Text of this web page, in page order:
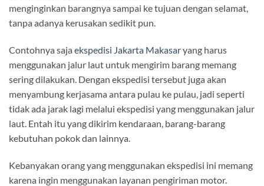
menginginkan barangnya sampai ke tujuan dengan selamat,
tanpa adanya kerusakan sedikit pun.
Contohnya saja ekspedisi Jakarta Makasaryang harus
menggunakan jalur laut untuk mengirim barang memang
sering dilakukan. Dengan ekspedisi tersebut juga akan
menyambung kerjasama antara pulau ke pulau, jadi seperti
tidak ada jarak lagi melalui ekspedisi yang menggunakan jalur
laut. Entah itu yang dikirim kendaraan, barang-barang
kebutuhan pokok dan lainnya.
Kebanyakan orang yang menggunakan ekspedisi ini memang
karena ingin menggunakan layanan pengiriman motor.